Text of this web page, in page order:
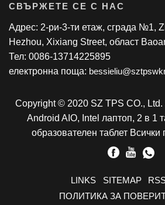
СВЪРЖЕТЕ СЕ С НАС
Адрес: 2-ри-3-ти етаж, сграда №1,
Hezhou, Xixiang Street, област
Тел: 0086-13714225895
електронна поща:
Copyright © 2020 SZ TPS CO., Ltd.
Android AIO, Intel лаптоп, 2 в 1
образователен таблет Всички
LINKS SITEMAP
ПОЛИТИКА ЗА